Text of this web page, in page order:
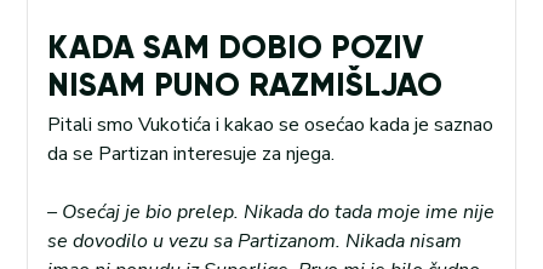
KADA SAM DOBIO POZIV
NISAM PUNO RAZMIŠLJAO
Pitali smo Vukotića i kakao se osećao kada je saznao
da se Partizan interesuje za njega.
– Osećaj je bio prelep. Nikada do tada moje ime nije
se dovodilo u vezu sa Partizanom. Nikada nisam